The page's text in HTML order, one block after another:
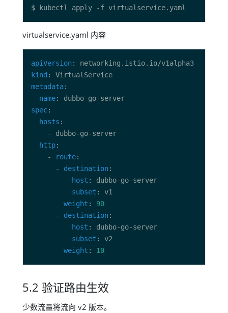
virtualservice.yaml 内容
apiVersion
kind
metadata
name
spec
hosts
http
    -
route
      -
destination
host
subset
weight : 90
      -
destination
host
subset
weight : 10
5.2 验证路由生效
少数流量将流向 v2 版本。